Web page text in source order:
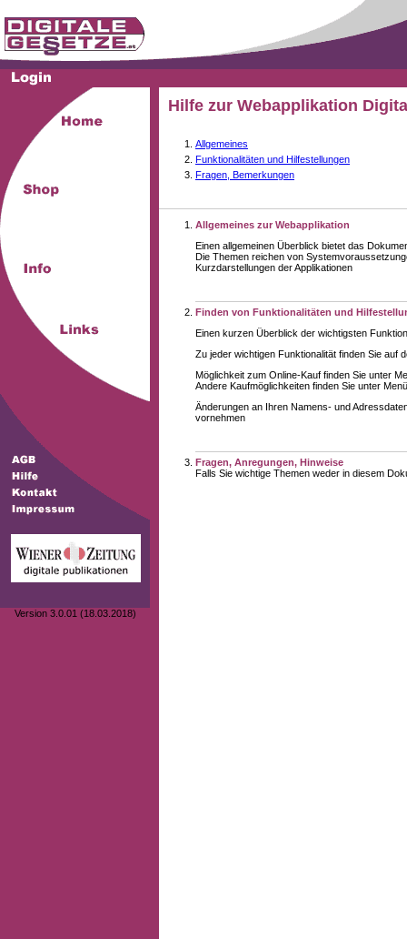
Version 3.0.01 (18.03.2018)
Hilfe zur Webapplikation
Allgemeines
Funktionalitäten und Hilfestellungen
Fragen, Bemerkungen
Allgemeines zur Webapplikation
Einen allgemeinen Überblick bietet das
Die Themen reichen von
Kurzdarstellungen der Applikationen
Finden von Funktionalitäten und
Einen kurzen Überblick der wichtigsten
Zu jeder wichtigen Funktionalität finden Sie auf
Möglichkeit zum Online-Kauf finden Sie unter
Andere Kaufmöglichkeiten finden Sie unter
Änderungen an Ihren Namens- und
vornehmen
Fragen, Anregungen, Hinweise
Falls Sie wichtige Themen weder in diesem